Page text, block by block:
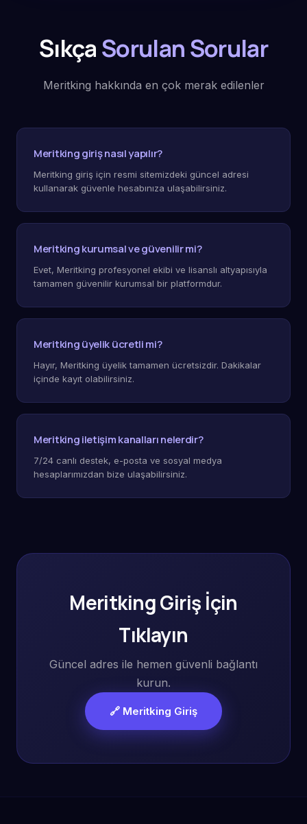
SıkçaSorulan Sorular
Meritking hakkında en çok merak edilenler
Meritking giriş nasıl yapılır?
Meritking giriş için resmi sitemizdeki güncel adresi
kullanarak güvenle hesabınıza ulaşabilirsiniz.
Meritking kurumsal ve güvenilir mi?
Evet, Meritking profesyonel ekibi ve lisanslı altyapısıyla
tamamen güvenilir kurumsal bir platformdur.
Meritking üyelik ücretli mi?
Hayır, Meritking üyelik tamamen ücretsizdir. Dakikalar
içinde kayıt olabilirsiniz.
Meritking iletişim kanalları nelerdir?
7/24 canlı destek, e-posta ve sosyal medya
hesaplarımızdan bize ulaşabilirsiniz.
Meritking Giriş İçin
Tıklayın
Güncel adres ile hemen güvenli bağlantı
kurun.
🔗 Meritking Giriş